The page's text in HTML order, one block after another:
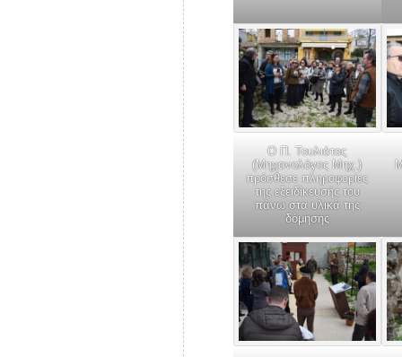
Ο Π. Τουλιάτος
(Μηχανολόγος Μηχ.)
πρόσθεσε πληροφορίες
της εξειδίκευσής του
πάνω στα υλικά της
δόμησης